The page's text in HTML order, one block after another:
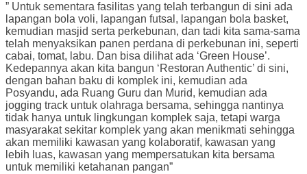
” Untuk sementara fasilitas yang telah terbangun di sini ada
lapangan bola voli, lapangan futsal, lapangan bola basket,
kemudian masjid serta perkebunan, dan tadi kita sama-sama
telah menyaksikan panen perdana di perkebunan ini, seperti
cabai, tomat, labu. Dan bisa dilihat ada ‘Green House’.
Kedepannya akan kita bangun ‘Restoran Authentic’ di sini,
dengan bahan baku di komplek ini, kemudian ada
Posyandu, ada Ruang Guru dan Murid, kemudian ada
jogging track untuk olahraga bersama, sehingga nantinya
tidak hanya untuk lingkungan komplek saja, tetapi warga
masyarakat sekitar komplek yang akan menikmati sehingga
akan memiliki kawasan yang kolaboratif, kawasan yang
lebih luas, kawasan yang mempersatukan kita bersama
untuk memiliki ketahanan pangan”